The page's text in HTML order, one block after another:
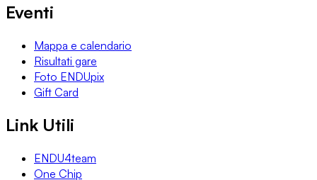
Eventi
Mappa e calendario
Risultati gare
Foto ENDUpix
Gift Card
Link Utili
ENDU4team
One Chip